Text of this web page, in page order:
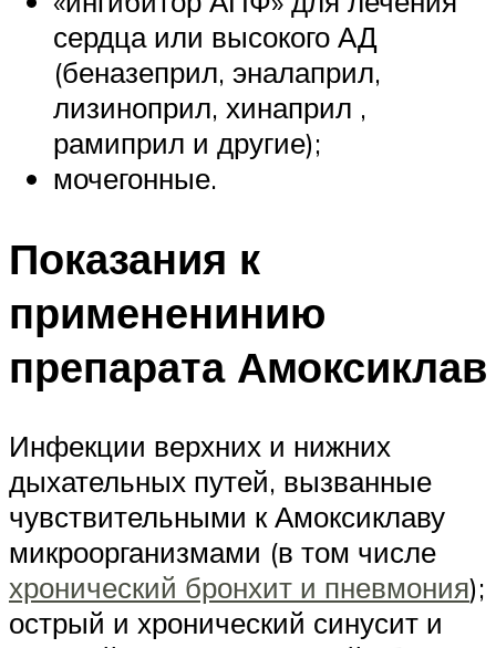
сердца или высокого АД
(беназеприл, эналаприл,
лизиноприл, хинаприл ,
рамиприл и другие);
мочегонные.
Показания к
примененинию
препарата Амоксиклав
Инфекции верхних и нижних
дыхательных путей, вызванные
чувствительными к Амоксиклаву
микроорганизмами (в том числе
хронический бронхит и пневмония);
острый и хронический синусит и